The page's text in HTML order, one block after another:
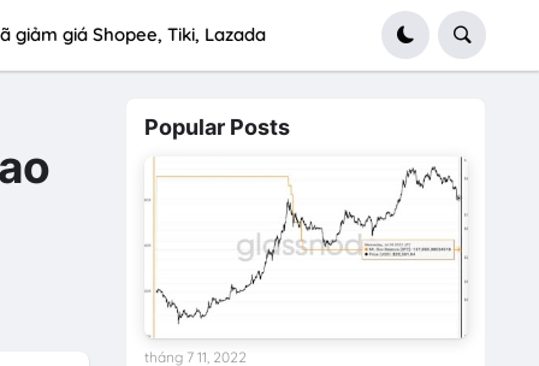
giảm giá Shopee, Tiki, Lazada
Popular Posts
tháng 7 11, 2022